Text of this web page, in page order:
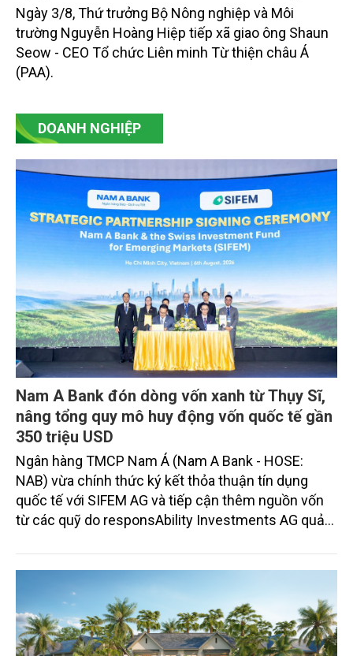
Ngày 3/8, Thứ trưởng Bộ Nông nghiệp và Môi
trường Nguyễn Hoàng Hiệp tiếp xã giao ông Shaun
Seow - CEO Tổ chức Liên minh Từ thiện châu Á
(PAA).
DOANH NGHIỆP
Nam A Bank đón dòng vốn xanh từ Thụy Sĩ,
nâng tổng quy mô huy động vốn quốc tế gần
350 triệu USD
Ngân hàng TMCP Nam Á (Nam A Bank - HOSE:
NAB) vừa chính thức ký kết thỏa thuận tín dụng
quốc tế với SIFEM AG và tiếp cận thêm nguồn vốn
từ các quỹ do responsAbility Investments AG quản
thu hút thành công từ đầu năm đến nay lên gần 350